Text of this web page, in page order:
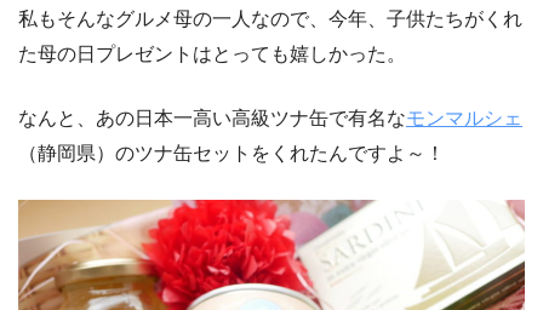
私もそんなグルメ母の一人なので、今年、子供たちがくれ
た母の日プレゼントはとっても嬉しかった。
なんと、あの日本一高い高級ツナ缶で有名なモンマルシェ
（静岡県）のツナ缶セットをくれたんですよ～！